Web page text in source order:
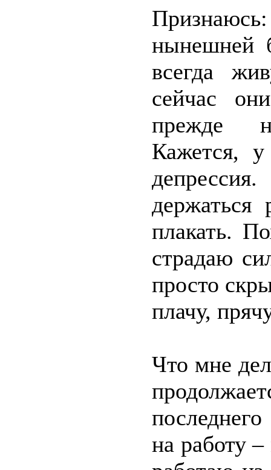
нынешней
всегда
сейчас
прежде
Кажется, у
держаться
плакать.
страдаю
просто
плачу,
Что мне
на работу